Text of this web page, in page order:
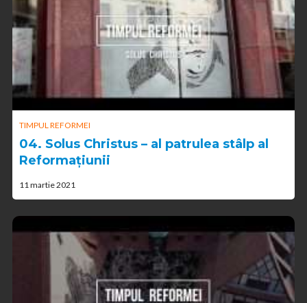
TIMPUL REFORMEI
04. Solus Christus – al patrulea stâlp al
Reformațiunii
11 martie 2021